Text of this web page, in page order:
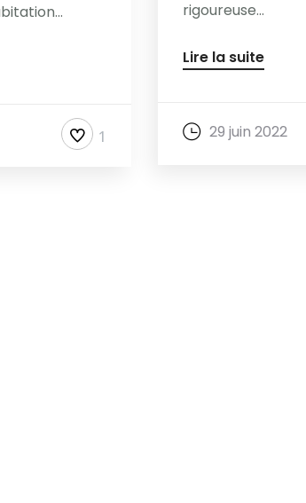
1
rigoureuse...
Lire la suite
29 juin 2022